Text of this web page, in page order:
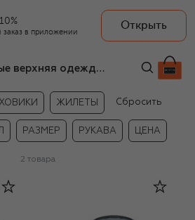
заказ в приложении
Открыть
Зелёные верхняя одежда C.P. Company для мальчиков
ЖИЛЕТЫ Сбросить
РАЗМЕР РУКАВА ЦЕНА
2 товара